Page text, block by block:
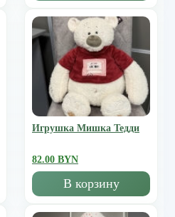
Игрушка Мишка Тедди
82.00 BYN
В корзину